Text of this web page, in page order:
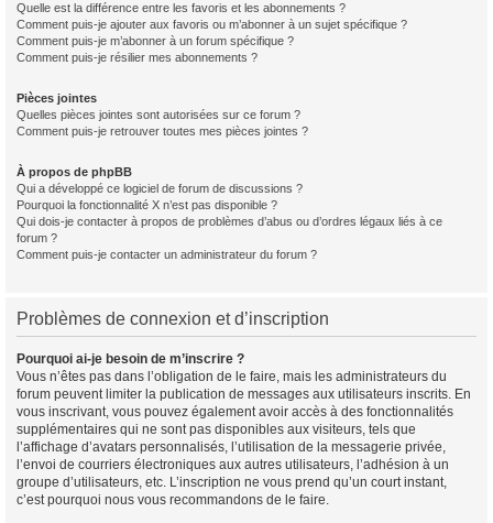
Quelle est la différence entre les favoris et les abonnements ?
Comment puis-je ajouter aux favoris ou m’abonner à un sujet spécifique ?
Comment puis-je m’abonner à un forum spécifique ?
Comment puis-je résilier mes abonnements ?
Pièces jointes
Quelles pièces jointes sont autorisées sur ce forum ?
Comment puis-je retrouver toutes mes pièces jointes ?
À propos de phpBB
Qui a développé ce logiciel de forum de discussions ?
Pourquoi la fonctionnalité X n’est pas disponible ?
Qui dois-je contacter à propos de problèmes d’abus ou d’ordres légaux liés à ce
forum ?
Comment puis-je contacter un administrateur du forum ?
Problèmes de connexion et d’inscription
Pourquoi ai-je besoin de m’inscrire ?
Vous n’êtes pas dans l’obligation de le faire, mais les administrateurs du
forum peuvent limiter la publication de messages aux utilisateurs inscrits. En
vous inscrivant, vous pouvez également avoir accès à des fonctionnalités
supplémentaires qui ne sont pas disponibles aux visiteurs, tels que
l’affichage d’avatars personnalisés, l’utilisation de la messagerie privée,
l’envoi de courriers électroniques aux autres utilisateurs, l’adhésion à un
groupe d’utilisateurs, etc. L’inscription ne vous prend qu’un court instant,
c’est pourquoi nous vous recommandons de le faire.